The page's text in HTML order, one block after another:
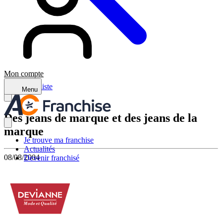
Mon compte
Menu
Je trouve ma franchise
Actualités
Devenir franchisé
Retour à la liste
Des jeans de marque et des jeans de la
marque
08/08/2004